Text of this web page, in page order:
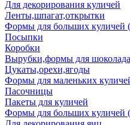
Для декорирования куличей
Ленты,шпагат,открытки
Формы для больших куличей
Посыпки
Коробки
Вырубки,формы для шоколада
Цукаты,орехи,ягоды
Формы для маленьких
Пасочницы
Пакеты для куличей
Формы для больших куличей